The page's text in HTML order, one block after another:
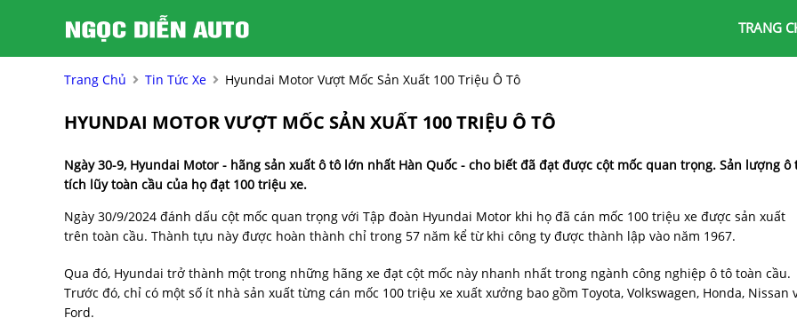
TRANG
Trang Chủ Tin Tức Xe Hyundai Motor Vượt Mốc Sản Xuất 100 Triệu Ô Tô
HYUNDAI MOTOR VƯỢT MỐC SẢN XUẤT 100 TRIỆU Ô TÔ
Ngày 30-9, Hyundai Motor - hãng sản xuất ô tô lớn nhất Hàn Quốc - cho biết đã đạt được cột mốc quan trọng. Sản lượng ô
tích lũy toàn cầu của họ đạt 100 triệu xe.
Ngày 30/9/2024 đánh dấu cột mốc quan trọng với Tập đoàn Hyundai Motor khi họ đã cán mốc 100 triệu xe được sản xuất
trên toàn cầu. Thành tựu này được hoàn thành chỉ trong 57 năm kể từ khi công ty được thành lập vào năm 1967.
Qua đó, Hyundai trở thành một trong những hãng xe đạt cột mốc này nhanh nhất trong ngành công nghiệp ô tô toàn cầu.
Trước đó, chỉ có một số ít nhà sản xuất từng cán mốc 100 triệu xe xuất xưởng bao gồm Toyota, Volkswagen, Honda, Nissan
Ford.